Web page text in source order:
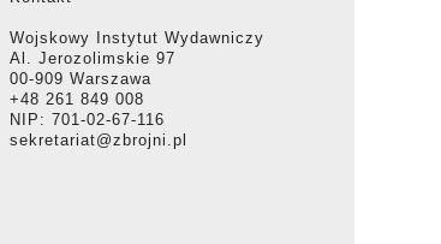
Wojskowy Instytut Wydawniczy
Al. Jerozolimskie 97
00-909 Warszawa
+48 261 849 008
NIP: 701-02-67-116
sekretariat@zbrojni.pl